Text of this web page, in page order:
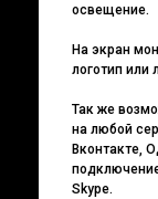
освещение.
На экран
логотип или
Так же
на любой
Вконтакте,
Skype.